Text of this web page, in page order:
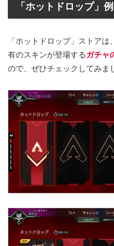
「ホットドロップ」
「ホットドロップ」ストア
有のスキンが登場する ガチャ
ので、ぜひチェックしてみま